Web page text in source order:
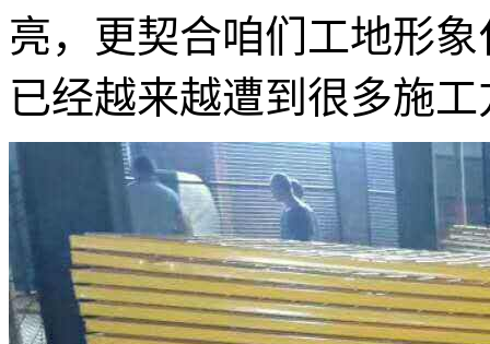
亮，更契合咱们工地形
已经越来越遭到很多施